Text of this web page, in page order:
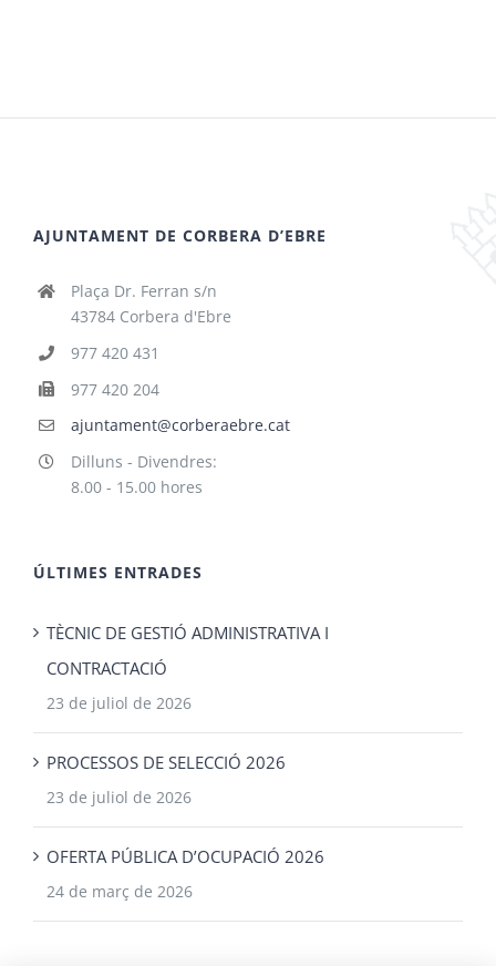
AJUNTAMENT DE CORBERA D’EBRE
Plaça Dr. Ferran s/n
43784 Corbera d'Ebre
977 420 431
977 420 204
ajuntament@corberaebre.cat
Dilluns - Divendres:
8.00 - 15.00 hores
ÚLTIMES ENTRADES
TÈCNIC DE GESTIÓ ADMINISTRATIVA I
CONTRACTACIÓ
23 de juliol de 2026
PROCESSOS DE SELECCIÓ 2026
23 de juliol de 2026
OFERTA PÚBLICA D’OCUPACIÓ 2026
24 de març de 2026